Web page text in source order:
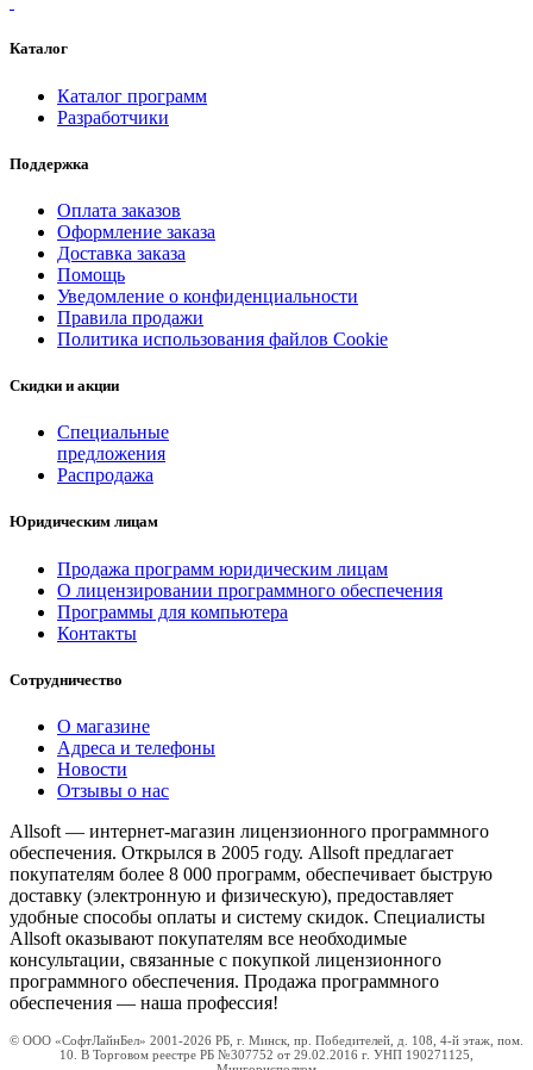
Каталог
Каталог программ
Разработчики
Поддержка
Оплата заказов
Оформление заказа
Доставка заказа
Помощь
Уведомление о конфиденциальности
Правила продажи
Политика использования файлов Cookie
Скидки и акции
Специальные
предложения
Распродажа
Юридическим лицам
Продажа программ юридическим лицам
О лицензировании программного обеспечения
Программы для компьютера
Контакты
Сотрудничество
О магазине
Адреса и телефоны
Новости
Отзывы о нас
Allsoft — интернет-магазин лицензионного программного
обеспечения. Открылся в 2005 году. Allsoft предлагает
покупателям более 8 000 программ, обеспечивает быструю
доставку (электронную и физическую), предоставляет
удобные способы оплаты и систему скидок. Специалисты
Allsoft оказывают покупателям все необходимые
консультации, связанные с покупкой лицензионного
программного обеспечения. Продажа программного
обеспечения — наша профессия!
© ООО «СофтЛайнБел» 2001-2026 РБ, г. Минск, пр. Победителей, д. 108, 4-й этаж, пом.
10. В Торговом реестре РБ №307752 от 29.02.2016 г. УНП 190271125,